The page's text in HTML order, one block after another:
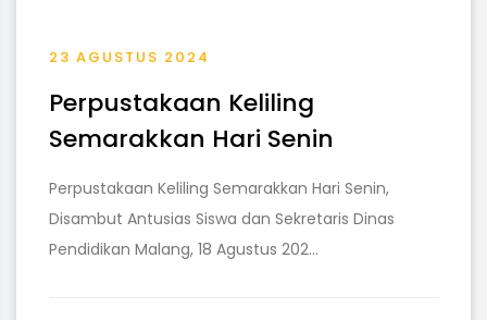
23 AGUSTUS 2024
Perpustakaan Keliling
Semarakkan Hari Senin
Perpustakaan Keliling Semarakkan Hari Senin,
Disambut Antusias Siswa dan Sekretaris Dinas
Pendidikan Malang, 18 Agustus 202...